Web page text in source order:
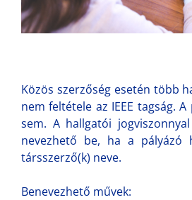
Közös szerzőség esetén több
nem feltétele az IEEE tagság.
sem. A hallgatói
nevezhető be, ha a pályázó
társszerző(k) neve.
Benevezhető művek: